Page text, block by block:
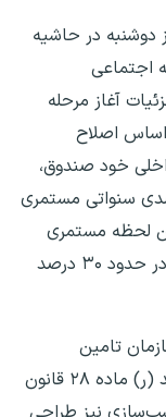
دوشنبه در حاشیه
اجتماعی
آغاز مرحله
اصلاح
خود صندوق،
درصد اضافه بر افزایش ۲۰ درصدی سنواتی مستمری
این لحظه مستمری
مستمری‌بگیران صندوق نسبت به سال قبل در حدود ۳۰ درصد
تامین
اجتماعی و صندوق‌های تابعه و در اجرای بند (ر) ماده ۲۸ قانون